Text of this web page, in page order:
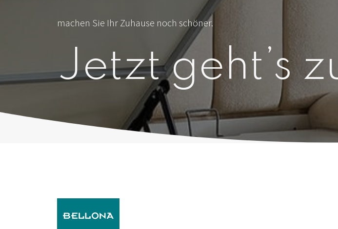
machen Sie Ihr Zuhause noch schöner.
Jetzt geht’s